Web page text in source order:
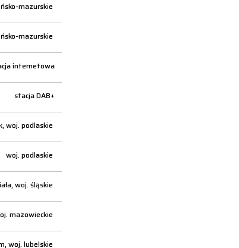
mazurskie
mazurskie
internetowa
stacja DAB+
woj. podlaskie
woj. podlaskie
woj. śląskie
mazowieckie
woj. lubelskie